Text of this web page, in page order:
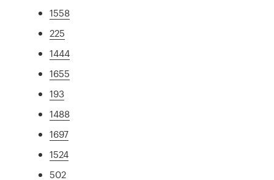
1558
225
1444
1655
193
1488
1697
1524
502